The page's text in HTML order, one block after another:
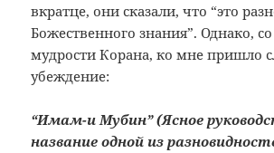
вкратце, они сказали, что “это
Божественного знания”. Однако,
мудрости Корана, ко мне пришло
убеждение:
“Имам-и Мубин” (Ясное
название одной из